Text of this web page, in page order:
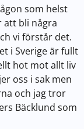
som helst
att bli några
vi förstår det.
i Sverige är fullt
hot mot allt liv
oss i sak men
och jag tror
Bäcklund som